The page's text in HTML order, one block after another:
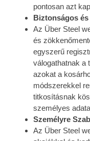
pontosan azt
Biztonságos
Az Über Steel
és
egyszerű
válogathatnak a
azokat a
módszerekkel
titkosításnak
személyes
Személyre
Az Über Steel